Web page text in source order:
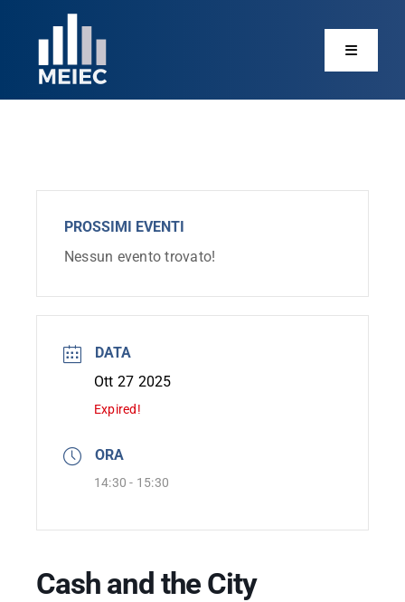
contenuto
Analisi
PROSSIMI EVENTI
Nessun evento trovato!
DATA
Ott 27 2025
Expired!
ORA
14:30 - 15:30
Cash and the City